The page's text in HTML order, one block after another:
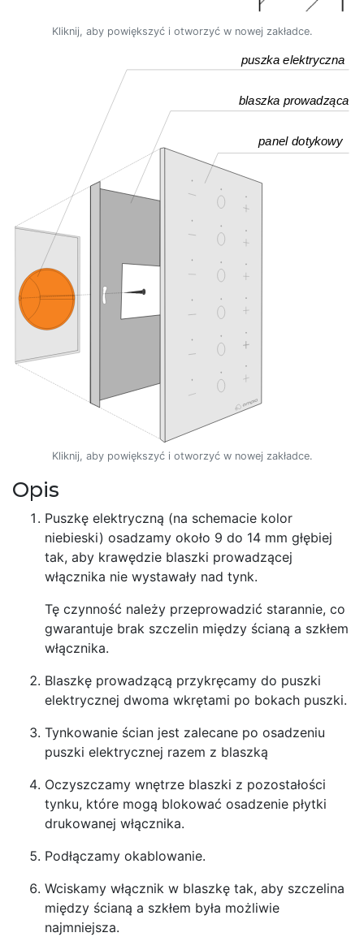
Kliknij, aby powiększyć i otworzyć w nowej zakładce.
Kliknij, aby powiększyć i otworzyć w nowej zakładce.
Opis
Puszkę elektryczną (na schemacie kolor
niebieski) osadzamy około 9 do 14 mm głębiej
tak, aby krawędzie blaszki prowadzącej
włącznika nie wystawały nad tynk.
Tę czynność należy przeprowadzić starannie, co
gwarantuje brak szczelin między ścianą a szkłem
włącznika.
Blaszkę prowadzącą przykręcamy do puszki
elektrycznej dwoma wkrętami po bokach puszki.
Tynkowanie ścian jest zalecane po osadzeniu
puszki elektrycznej razem z blaszką
Oczyszczamy wnętrze blaszki z pozostałości
tynku, które mogą blokować osadzenie płytki
drukowanej włącznika.
Podłączamy okablowanie.
Wciskamy włącznik w blaszkę tak, aby szczelina
między ścianą a szkłem była możliwie
najmniejsza.